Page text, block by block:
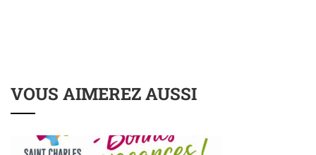
VOUS AIMEREZ AUSSI